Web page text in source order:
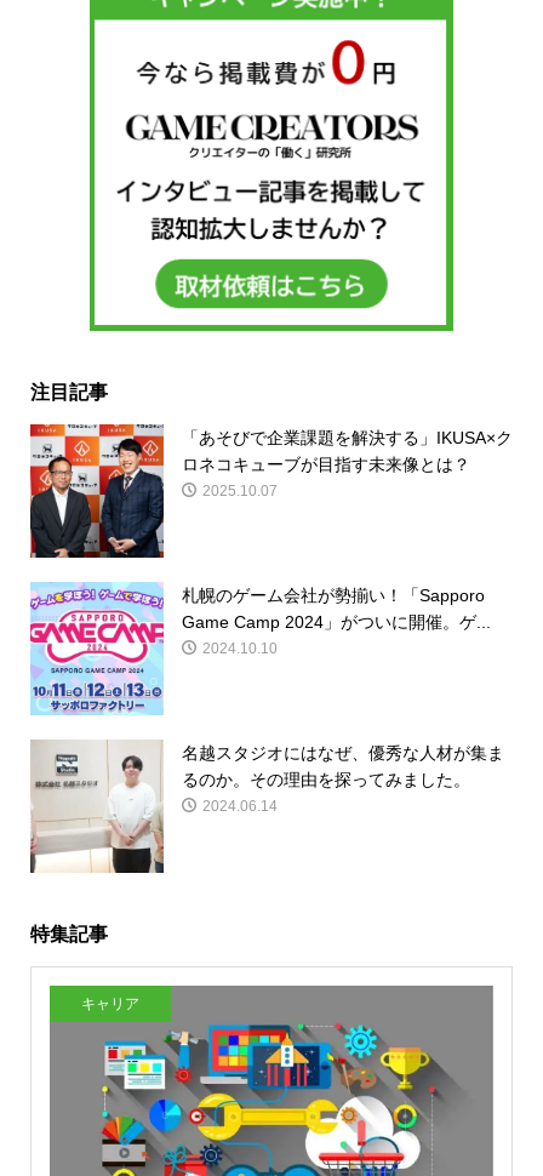
注目記事
「あそびで企業課題を解決する」IKUSA×ク
ロネコキューブが目指す未来像とは？
2025.10.07
札幌のゲーム会社が勢揃い！「Sapporo
Game Camp 2024」がついに開催。ゲ...
2024.10.10
名越スタジオにはなぜ、優秀な人材が集ま
るのか。その理由を探ってみました。
2024.06.14
特集記事
キャリア